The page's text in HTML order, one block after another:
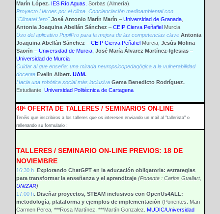
Marín López. IES Río Aguas. Sorbas (Almería).
Proyecto Héroes por el clima. Concienciación medioambiental con
"ClimateHero" José Antonio Marín Marín – Universidad de Granada,
Antonia Joaquina Abellán Sánchez – CEIP Cierva PeñafielMurcia
Uso del aplicativo PupilPro para la mejora de las competencias clave Antonia
Joaquina Abellán Sánchez – CEIP Cierva PeñafielMurcia, Jesús Molina
Saorín – Universidad de Murcia, José María Álvarez Martínez-Iglesias–
Universidad de Murcia
Cuidar al que enseña: una mirada neuropsicopedagógica a la vulnerabilidad
docente Evelin Albert. UAM.
Hacia una robótica social más inclusiva Gema Benedicto Rodríguez.
Estudiante. Universidad Politécnica de Cartagena
48ª OFERTA DE TALLERES / SEMINARIOS ON-LINE
Tenéis que inscribiros a los talleres que os interesen enviando un mail al "tallerista" o
rellenando su formulario :
TALLERES / SEMINARIO ON-LINE PREVIOS: 18 DE
NOVIEMBRE
16:30 h. Explorando ChatGPT en la educación obligatoria: estrategias
para transformar la enseñanza y el aprendizaje (Ponente : Carlos Guallart,
UNIZAR)
17:00 h. Diseñar proyectos, STEAM inclusivos con OpenUs4ALL:
metodología, plataforma y ejemplos de implementación (Ponentes: Mari
Carmen Perea, ***Rosa Martínez, ***Martín Gonzalez. MUDIC/Universidad